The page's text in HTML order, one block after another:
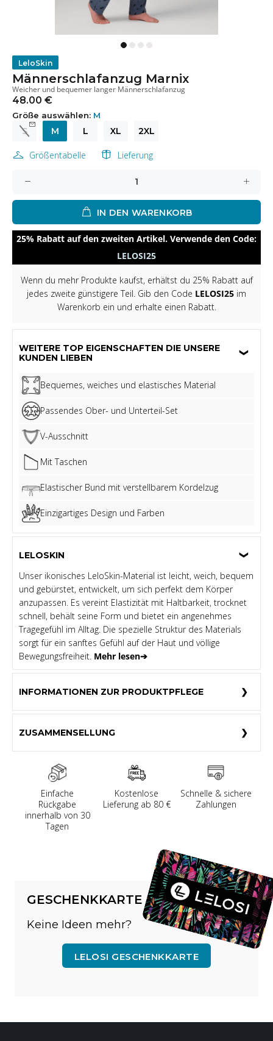
LeloSkin
Männerschlafanzug Marnix
Weicher und bequemer langer Männerschlafanzug
48.00 €
Größe auswählen: M
S M L XL 2XL
Größentabelle Lieferung
IN DEN WARENKORB
25% Rabatt auf den zweiten Artikel. Verwende den Code:
LELOSI25
Wenn du mehr Produkte kaufst, erhältst du 25% Rabatt auf
jedes zweite günstigere Teil. Gib den Code LELOSI25 im
Warenkorb ein und erhalte einen Rabatt.
WEITERE TOP EIGENSCHAFTEN DIE UNSERE
KUNDEN LIEBEN
Bequemes, weiches und elastisches Material
Passendes Ober- und Unterteil-Set
V-Ausschnitt
Mit Taschen
Elastischer Bund mit verstellbarem Kordelzug
Einzigartiges Design und Farben
LELOSKIN
Unser ikonisches LeloSkin-Material ist leicht, weich, bequem
und gebürstet, entwickelt, um sich perfekt dem Körper
anzupassen. Es vereint Elastizität mit Haltbarkeit, trocknet
schnell, behält seine Form und bietet ein angenehmes
Tragegefühl im Alltag. Die spezielle Struktur des Materials
sorgt für ein sanftes Gefühl auf der Haut und völlige
Bewegungsfreiheit. Mehr lesen➔
INFORMATIONEN ZUR PRODUKTPFLEGE
ZUSAMMENSELLUNG
Einfache
Rückgabe
innerhalb von 30
Tagen
Kostenlose
Lieferung ab 80 €
Schnelle & sichere
Zahlungen
GESCHENKKARTE
Keine Ideen mehr?
LELOSI GESCHENKKARTE